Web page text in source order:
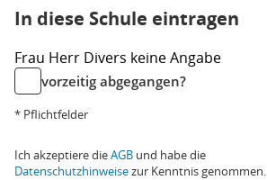
In diese Schule eintragen
Frau Herr Divers keine Angabe
vorzeitig abgegangen?
* Pflichtfelder
Ich akzeptiere dieAGB und habe die
Datenschutzhinweisezur Kenntnis genommen.